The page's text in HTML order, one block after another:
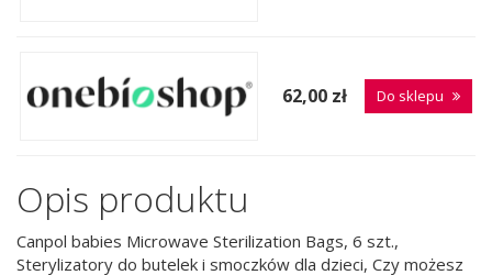
62,00 zł Do sklepu
Opis produktu
Canpol babies Microwave Sterilization Bags, 6 szt.,
Sterylizatory do butelek i smoczków dla dzieci, Czy możesz